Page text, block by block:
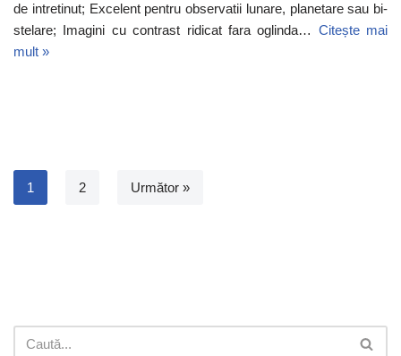
de intretinut; Excelent pentru observatii lunare, planetare sau bi-
stelare; Imagini cu contrast ridicat fara oglinda… Citește mai
mult »
1 2 Următor »